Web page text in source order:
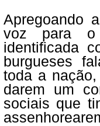
Apregoando
voz para o
identificada
burgueses
toda a
darem um
sociais que